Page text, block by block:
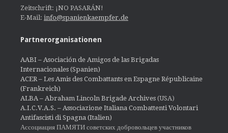
Zeitschrift: ¡NO PASARÁN!
E-Mail: info@spanienkaempfer.de
Partnerorganisationen
AABI – Asociación de Amigos de las Brigadas
Internacionales (Spanien)
ACER – Les Amis des Combattants en Espagne Républicaine
(Frankreich)
ALBA – Abraham Lincoln Brigade Archives (USA)
A.I.C.V.A.S. – Associazione Italiana Combattenti Volontari
Antifascisti di Spagna (Italien)
Ассоциация ПАМЯТИ советских добровольцев участников